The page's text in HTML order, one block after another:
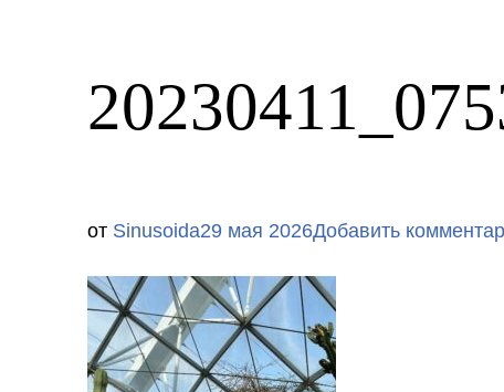
от Sinusoida29 мая 2026Добавить